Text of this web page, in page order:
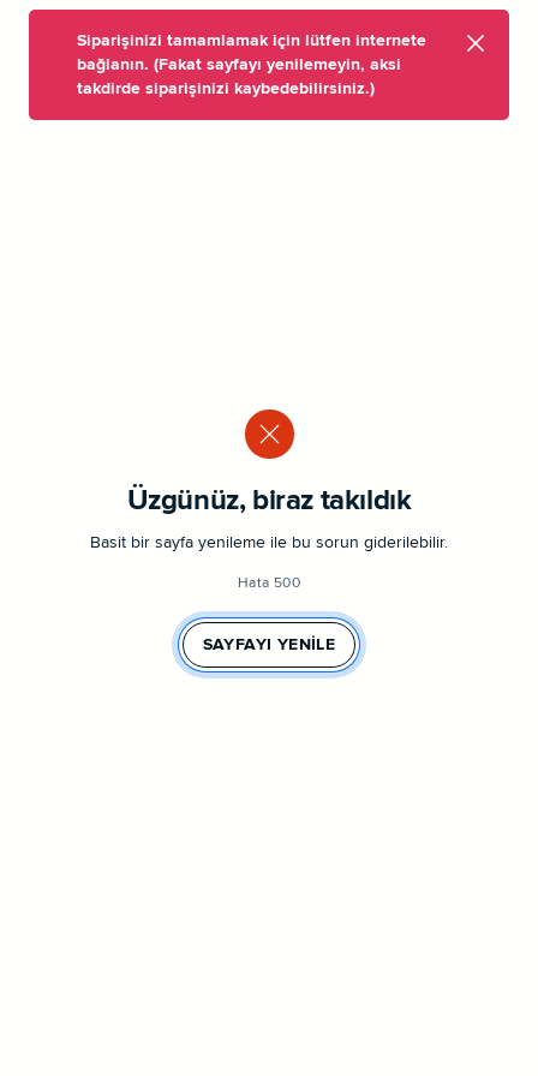
Siparişinizi tamamlamak için lütfen internete
bağlanın. (Fakat sayfayı yenilemeyin, aksi
takdirde siparişinizi kaybedebilirsiniz.)
Üzgünüz, biraz takıldık
Basit bir sayfa yenileme ile bu sorun giderilebilir.
Hata 500
SAYFAYI YENILE